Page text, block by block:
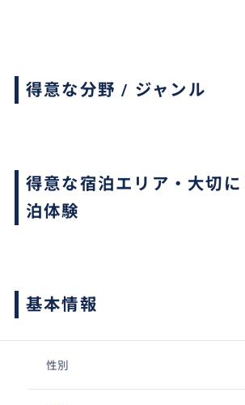
得意な分野 / ジャンル
得意な宿泊エリア・大切
泊体験
基本情報
性別